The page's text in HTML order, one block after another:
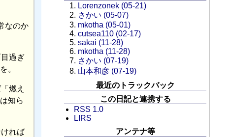
なのか
過ぎ
。
燃え
知ら
れば
Lorenzonek (05-21)
さかい (05-07)
mkotha (05-01)
cutsea110 (02-17)
sakai (11-28)
mkotha (11-28)
さかい (07-19)
山本和彦 (07-19)
最近のトラックバック
この日記と連携する
RSS 1.0
LIRS
アンテナ等